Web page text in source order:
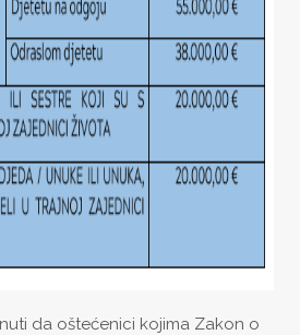
da oštećenici kojima Zakon o